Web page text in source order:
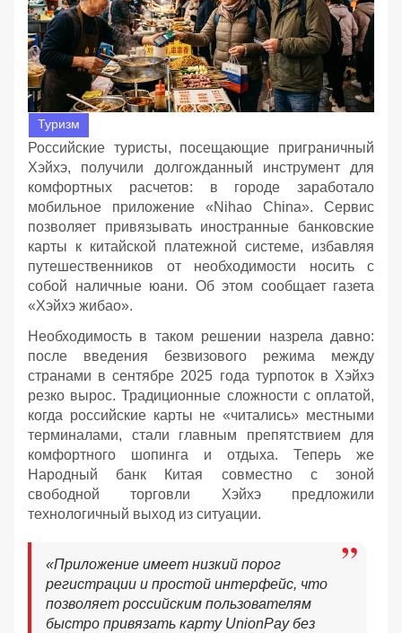
Туризм
Российские туристы, посещающие приграничный
Хэйхэ, получили долгожданный инструмент для
комфортных расчетов: в городе заработало
мобильное приложение «Nihao China». Сервис
позволяет привязывать иностранные банковские
карты к китайской платежной системе, избавляя
путешественников от необходимости носить с
собой наличные юани. Об этом сообщает газета
«Хэйхэ жибао».
Необходимость в таком решении назрела давно:
после введения безвизового режима между
странами в сентябре 2025 года турпоток в Хэйхэ
резко вырос. Традиционные сложности с оплатой,
когда российские карты не «читались» местными
терминалами, стали главным препятствием для
комфортного шопинга и отдыха. Теперь же
Народный банк Китая совместно с зоной
свободной торговли Хэйхэ предложили
технологичный выход из ситуации.
«Приложение имеет низкий порог
регистрации и простой интерфейс, что
позволяет российским пользователям
быстро привязать карту UnionPay без